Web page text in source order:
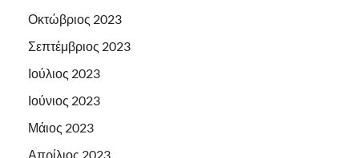
Οκτώβριος 2023
Σεπτέμβριος 2023
Ιούλιος 2023
Ιούνιος 2023
Μάιος 2023
Απρίλιος 2023